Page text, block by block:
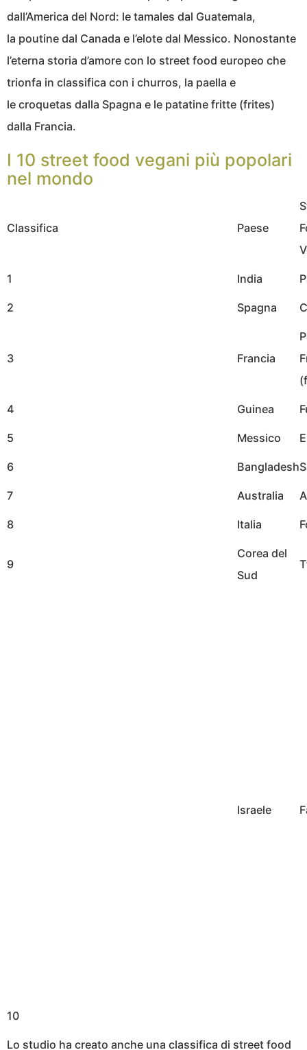
dall’America del Nord: le tamales dal Guatemala,
la poutine dal Canada e l’elote dal Messico. Nonostante
l’eterna storia d’amore con lo street food europeo che
trionfa in classifica con i churros, la paella e
le croquetas dalla Spagna e le patatine fritte (frites)
dalla Francia.
I 10 street food vegani più popolari
nel mondo
Classifica Paese
1 India
2 Spagna
3 Francia
4 Guinea
5 Messico
6 Bangladesh
7 Australia
8 Italia
9
Corea del
Sud
10
Israele
Lo studio ha creato anche una classifica di street food